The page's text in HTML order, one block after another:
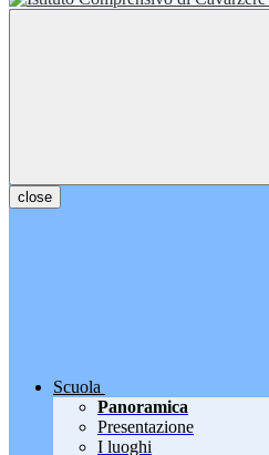
close
Scuola
Panoramica
Presentazione
I luoghi